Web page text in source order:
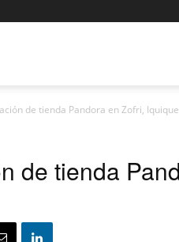
de tienda Pandora en Zofri, Iquique
de tienda